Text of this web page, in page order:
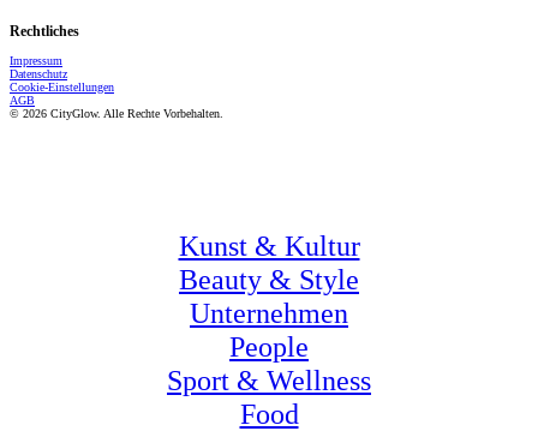
Kinder der GWA St. Pauli e. V. feiern gemeinsam mit prominenten Gästen und dem Team der
Passage die Eröffnung der 33 Meter langen Indoor-Rutsche zum 20-jährigen Jubiläum des
Rechtliches
Impressum
Datenschutz
Cookie-Einstellungen
AGB
© 2026 CityGlow. Alle Rechte Vorbehalten.
Kunst & Kultur
Beauty & Style
Unternehmen
People
Sport & Wellness
Food